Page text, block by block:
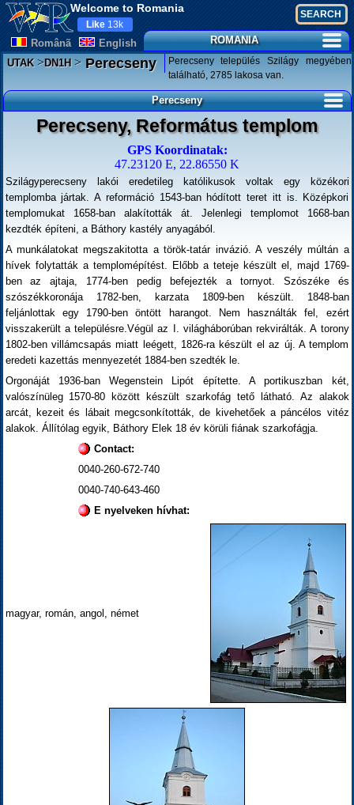
Welcome to Romania
Românã English
Like 13k
ROMANIA
UTAK>DN1H>Perecseny
Perecseny település Szilágy megyében
található, 2785 lakosa van.
Perecseny
Perecseny, Református templom
GPS Koordinatak:
47.23120 E, 22.86550 K
Szilágyperecseny lakói eredetileg katólikusok voltak egy közékori
templomba jártak. A reformáció 1543-ban hódított teret itt is. Középkori
templomukat 1658-ban alakították át. Jelenlegi templomot 1668-ban
kezdték építeni, a Báthory kastély anyagából.
A munkálatokat megszakitotta a török-tatár invázió. A veszély múltán a
hívek folytatták a templomépítést. Előbb a teteje készült el, majd 1769-
ben az ajtaja, 1774-ben pedig befejezték a tornyot. Szószéke és
szószékkoronája 1782-ben, karzata 1809-ben készült. 1848-ban
feljánlottak egy 1790-ben öntött harangot. Nem használták fel, ezért
visszakerült a településre.Végül az I. világháborúban rekvirálták. A torony
1802-ben villámcsapás miatt leégett, 1826-ra készült el az új. A templom
eredeti kazettás mennyezetét 1884-ben szedték le.
Orgonáját 1936-ban Wegenstein Lipót építette. A portikuszban két,
valószínüleg 1570-80 között készült szarkofág tető látható. Az alakok
arcát, kezeit és lábait megcsonkították, de kivehetőek a páncélos vitéz
alakok. Állítólag egyik, Báthory Elek 18 év körüli fiának szarkofágja.
Contact:
0040-260-672-740
0040-740-643-460
E nyelveken hívhat:
magyar, román, angol, német